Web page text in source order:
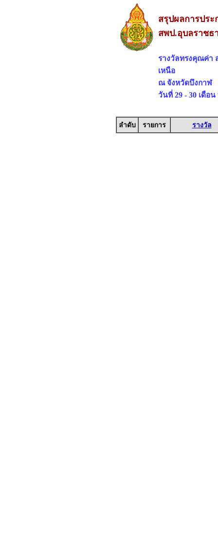
สรุปผลการปร
สพป.อุบลราชธ
รางวัลทรงคุณค่า
เหนือ
ณ จังหวัดบึงกาฬ
วันที่ 29 - 30 เดือ
ลำดับ รายการ รางวัล